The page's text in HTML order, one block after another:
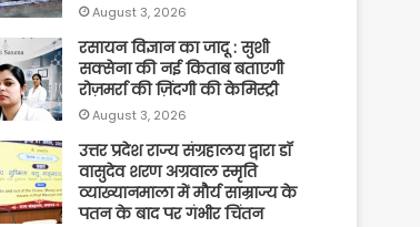
August 3, 2026
रसायन विज्ञान का जादू : सुशी
सक्सेना की नई किताब बताएगी
रोज़मर्रा की ज़िंदगी की केमिस्ट्री
August 3, 2026
उत्तर प्रदेश राज्य संग्रहालय द्वारा डॉ
वासुदेव शरण अग्रवाल स्मृति
व्याख्यानमाला में मौर्य साम्राज्य के
पतन के बाद पर गंभीर चिंतन